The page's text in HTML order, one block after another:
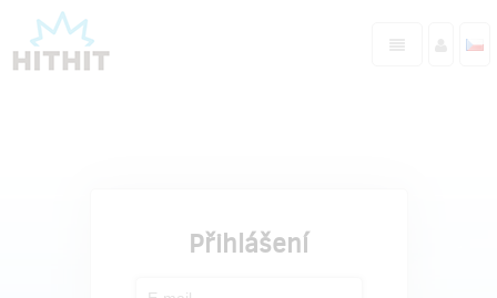
Přihlášení